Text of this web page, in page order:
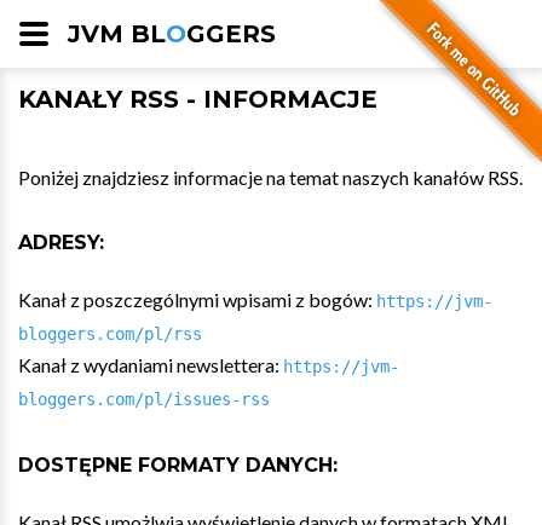
JVM BLOGGERS
KANAŁY RSS - INFORMACJE
Poniżej znajdziesz informacje na temat naszych kanałów RSS.
ADRESY:
Kanał z poszczególnymi wpisami z bogów: https://jvm-
bloggers.com/pl/rss
Kanał z wydaniami newslettera: https://jvm-
bloggers.com/pl/issues-rss
DOSTĘPNE FORMATY DANYCH: